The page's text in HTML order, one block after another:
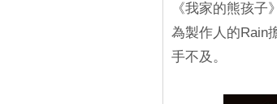
《我家的熊孩
為製作人的Rain
手不及。